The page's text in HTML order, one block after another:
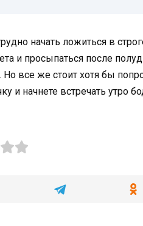
начать ложиться в
и просыпаться после
Но все же стоит хотя бы
и начнете встречать утро